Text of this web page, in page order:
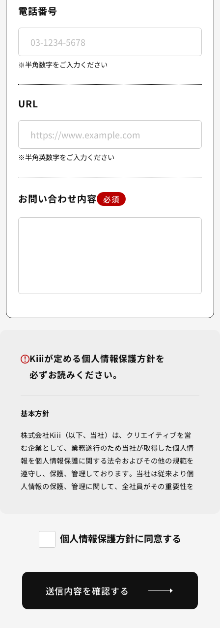
電話番号
※半角数字をご入力ください
URL
※半角英数字をご入力ください
お問い合わせ内容 必須
Kiiiが定める個人情報保護方針を
必ずお読みください。
基本方針
株式会社Kiii（以下、当社）は、クリエイティブを営
む企業として、業務遂行のため当社が取得した個人情
報を個人情報保護に関する法令およびその他の規範を
遵守し、保護、管理しております。当社は従来より個
人情報の保護、管理に関して、全社員がその重要性を
本サイトに掲載されている情報について
おこなうものではありません。本サイトに含まれる情
報もしくは内容を利用することで直接・間接的に生じ
個人情報保護方針に同意する
送信内容を確認する